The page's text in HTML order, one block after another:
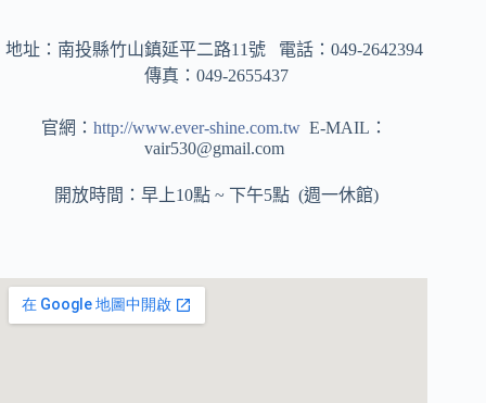
地址：南投縣竹山鎮延平二路11號 電話：049-2642394
傳真：049-2655437
官網： http://www.ever-shine.com.twE-MAIL：
vair530@gmail.com
開放時間：早上10點 ~ 下午5點 (週一休館)